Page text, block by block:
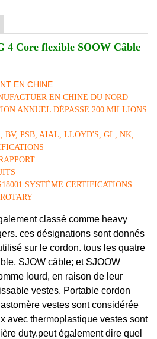
4 Core flexible SOOW Câble
EN CHINE
EN CHINE DU NORD
ANNUEL DÉPASSE 200 MILLIONS
BV, PSB, AIAL, LLOYD'S, GL, NK,
SYSTÈME CERTIFICATIONS
classé comme heavy
ces désignations sont donnés
sur le cordon. tous les quatre
SJOW câble; et SJOOW
lourd, en raison de leur
vestes. Portable cordon
vestes sont considérée
avec thermoplastique vestes sont
duty.peut également dire quel